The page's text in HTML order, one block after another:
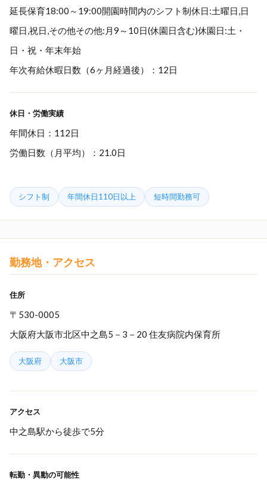
延長保育18:00～19:00開園時間内のシフト制休日:土曜日,日
曜日,祝日,その他その他:月9～10日(休園日含む)休園日:土・
日・祝・年末年始
年次有給休暇日数（6ヶ月経過後）：12日
休日・労働実績
年間休日：112日
労働日数（月平均）：21.0日
シフト制 年間休日110日以上 短時間勤務可
勤務地・アクセス
住所
〒530-0005
大阪府大阪市北区中之島5－3－20 住友病院内保育所
大阪府 大阪市
アクセス
中之島駅から徒歩で5分
転勤・異動の可能性